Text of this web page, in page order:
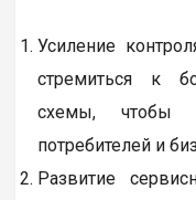
Усиление
стремиться к
схемы, чтобы
потребителей и
Развитие